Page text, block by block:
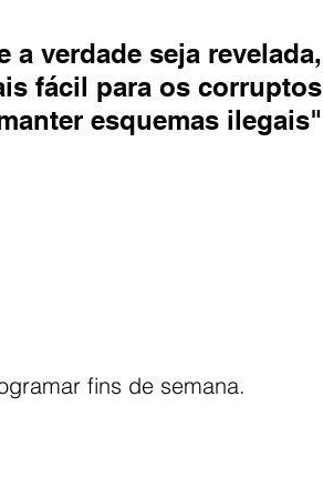
a verdade seja revelada,
fácil para os corruptos
esquemas ilegais"
fins de semana.